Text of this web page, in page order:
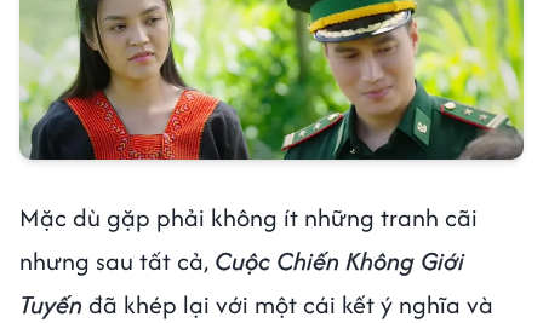
Mặc dù gặp phải không ít những tranh cãi
nhưng sau tất cả, Cuộc Chiến Không Giới
Tuyến đã khép lại với một cái kết ý nghĩa và